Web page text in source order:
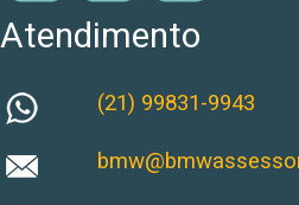
Atendimento
(21) 99831-9943